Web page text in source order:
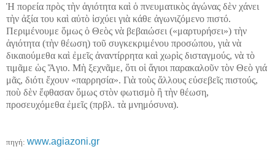
Ἡ πορεία πρὸς τὴν ἁγιότητα καὶ ὁ πνευματικὸς ἀγώνας δὲν χάνει
τὴν ἀξία του καὶ αὐτὸ ἰσχύει γιὰ κάθε ἀγωνιζόμενο πιστό.
Περιμένουμε ὅμως ὁ Θεὸς νὰ βεβαιώσει («μαρτυρήσει») τὴν
ἁγιότητα (τὴν θέωση) τοῦ συγκεκριμένου προσώπου, γιὰ νὰ
δικαιούμεθα καὶ ἐμεῖς ἀναντίρρητα καὶ χωρὶς δισταγμούς, νὰ τὸ
τιμᾶμε ὡς Ἅγιο. Μὴ ξεχνᾶμε, ὅτι οἱ ἅγιοι παρακαλοῦν τὸν Θεὸ γιά
μᾶς, διότι ἔχουν «παρρησία». Γιὰ τοὺς ἄλλους εὐσεβεῖς πιστούς,
ποὺ δὲν ἔφθασαν ὅμως στὸν φωτισμὸ ἢ τὴν θέωση,
προσευχόμεθα ἐμεῖς (πρβλ. τὰ μνημόσυνα).
πηγή: www.agiazoni.gr